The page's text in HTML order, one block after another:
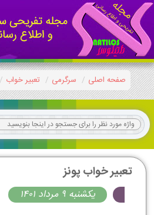
صفحه اصلی سرگرمی تعبیر خواب
تعبیر خواب پونز
يكشنبه 9 مرداد 1401